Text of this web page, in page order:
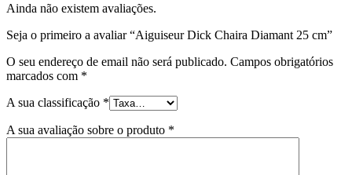
Ainda não existem avaliações.
Seja o primeiro a avaliar “Aiguiseur Dick Chaira Diamant 25 cm”
O seu endereço de email não será publicado. Campos obrigatórios
marcados com *
A sua classificação *
A sua avaliação sobre o produto *